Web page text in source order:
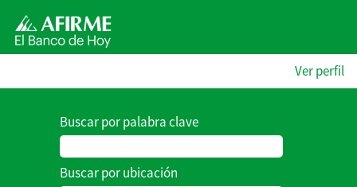
Ver perfil
Buscar por palabra clave
Buscar por ubicación